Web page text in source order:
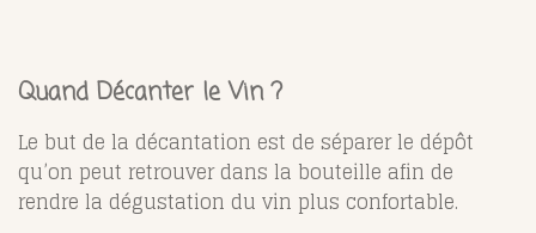
Quand Décanter le Vin ?
Le but de la décantation est de séparer le dépôt
qu’on peut retrouver dans la bouteille afin de
rendre la dégustation du vin plus confortable.